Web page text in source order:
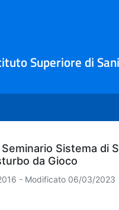
Superiore di
Sistema di
da Gioco
- Modificato 06/03/2023